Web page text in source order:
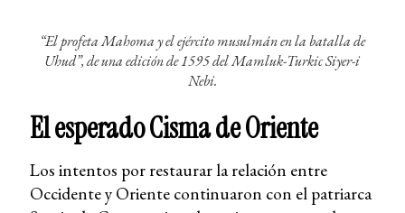
“El profeta Mahoma y el ejército musulmán en la batalla de
Uhud”, de una edición de 1595 del Mamluk-Turkic Siyer-i
Nebi.
El esperado Cisma de Oriente
Los intentos por restaurar la relación entre
Occidente y Oriente continuaron con el patriarca